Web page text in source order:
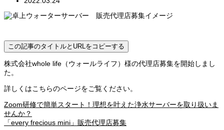
この記事のタイトルとURLをコピーする
株式会社whole life（ウォールライフ）様の代理店募集を開始しまし
た。
詳しくはこちらのページをご覧ください。
Zoom研修で簡単スタート！理想を叶えた浄水サーバーを取り扱いま
せんか？
「every frecious mini」販売代理店募集